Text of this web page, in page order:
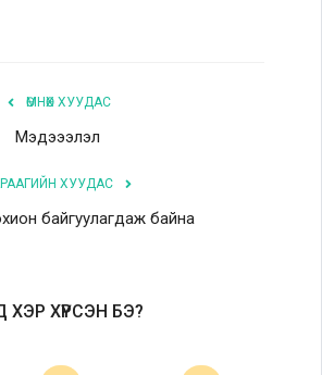
ӨМНӨХ ХУУДАС
Мэдэээлэл
ХУУДАС
байгуулагдаж байна
ХҮРСЭН БЭ?